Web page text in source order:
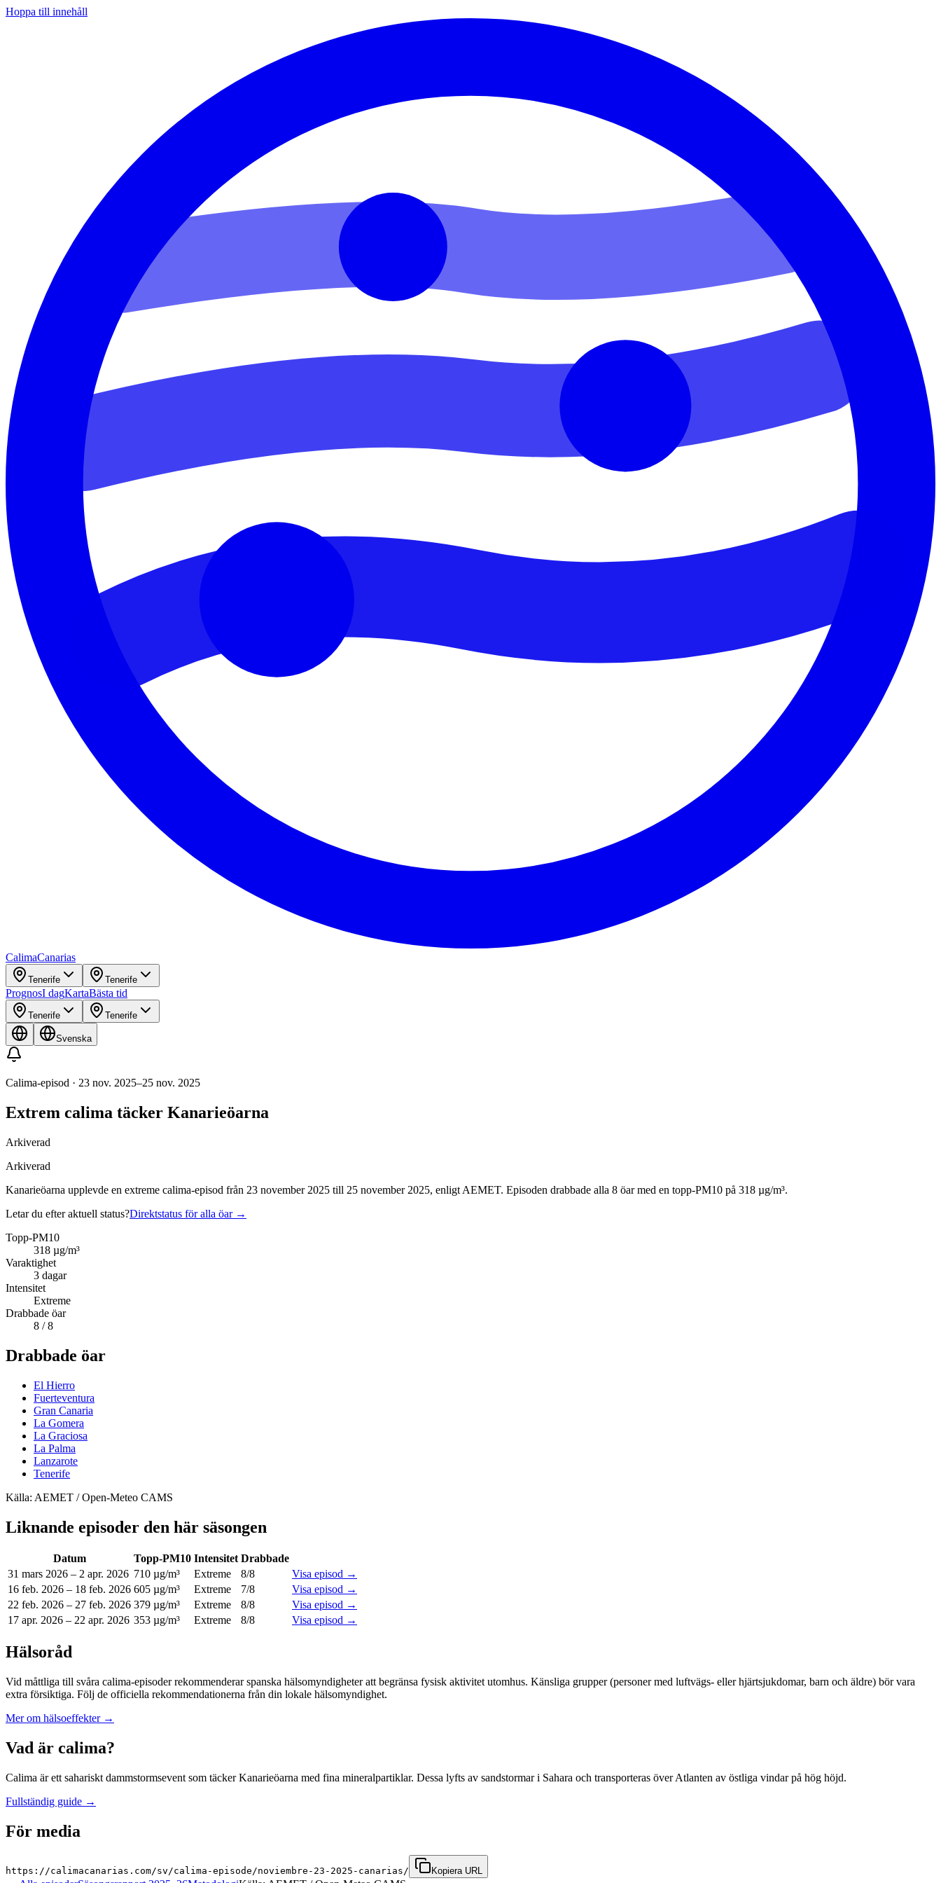
Hoppa till innehåll
CalimaCanarias
Tenerife Tenerife
PrognosI dagKartaBästa tid
Tenerife Tenerife
Svenska
Calima-episod · 23 nov. 2025–25 nov. 2025
Extrem calima täcker Kanarieöarna
Arkiverad
Arkiverad
Kanarieöarna upplevde en extreme calima-episod från 23 november 2025 till 25 november 2025, enligt AEMET. Episoden drabbade alla 8 öar med en topp-PM10 på 318 µg/m³.
Letar du efter aktuell status?Direktstatus för alla öar→
Topp-PM10
318 µg/m³
Varaktighet
3 dagar
Intensitet
Extreme
Drabbade öar
8 / 8
Drabbade öar
El Hierro
Fuerteventura
Gran Canaria
La Gomera
La Graciosa
La Palma
Lanzarote
Tenerife
Källa: AEMET / Open-Meteo CAMS
Liknande episoder den här säsongen
Datum Topp-PM10 Intensitet Drabbade
31 mars 2026 – 2 apr. 2026 710 µg/m³ Extreme 8/8 Visa episod →
16 feb. 2026 – 18 feb. 2026 605 µg/m³ Extreme 7/8 Visa episod →
22 feb. 2026 – 27 feb. 2026 379 µg/m³ Extreme 8/8 Visa episod →
17 apr. 2026 – 22 apr. 2026 353 µg/m³ Extreme 8/8 Visa episod →
Hälsoråd
Vid måttliga till svåra calima-episoder rekommenderar spanska hälsomyndigheter att begränsa fysisk aktivitet utomhus. Känsliga grupper (personer med luftvägs- eller hjärtsjukdomar, barn och äldre) bör vara
extra försiktiga. Följ de officiella rekommendationerna från din lokale hälsomyndighet.
Mer om hälsoeffekter→
Vad är calima?
Calima är ett sahariskt dammstormsevent som täcker Kanarieöarna med fina mineralpartiklar. Dessa lyfts av sandstormar i Sahara och transporteras över Atlanten av östliga vindar på hög höjd.
Fullständig guide →
För media
https://calimacanarias.com/sv/calima-episode/noviembre-23-2025-canarias/ Kopiera URL